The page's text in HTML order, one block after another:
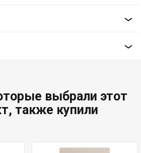
выбрали этот
также купили